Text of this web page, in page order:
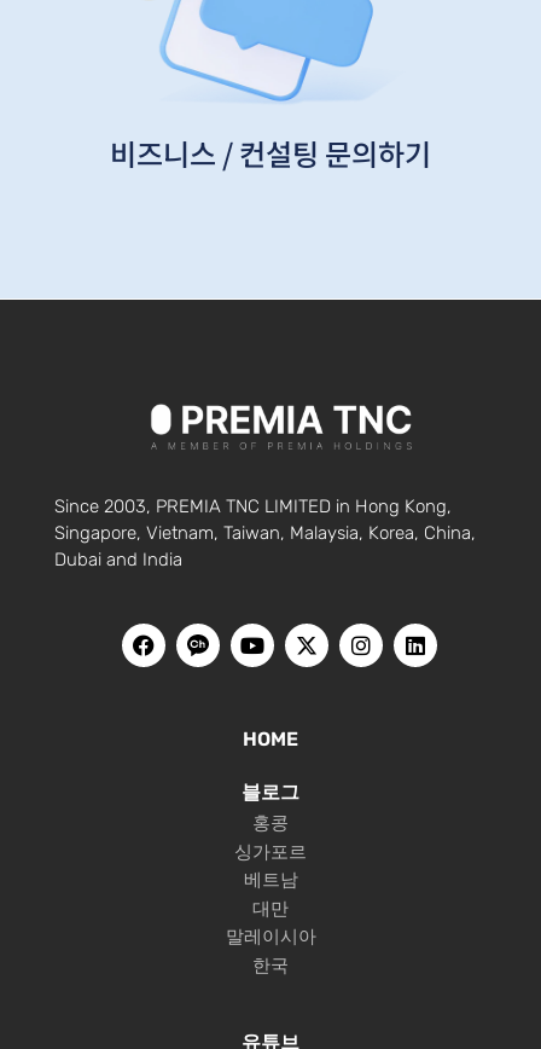
비즈니스 / 컨설팅 문의하기
Since 2003, PREMIA TNC LIMITED in Hong Kong,
Singapore, Vietnam, Taiwan, Malaysia, Korea, China,
Dubai and India
HOME
블로그
홍콩
싱가포르
베트남
대만
말레이시아
한국
유튜브